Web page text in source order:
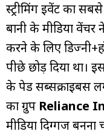
स्ट्रीमिंग इवेंट का सबसे
बानी के मीडिया वेंचर
करने के लिए
पीछे छोड़ दिया था।
के पेड सब्सक्राइबर्स
का ग्रुप Reliance
मीडिया दिग्गज